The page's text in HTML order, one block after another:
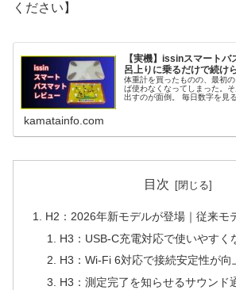
ください】
【実機】issinスマート
呂上りに乗るだけで続け
体重計を買ったものの、最初
ば使わなくなってしまった。
出すのが面倒。 毎日数字を見るのが
は、そんな悩みを解消してく
kamatainfo.com
目次
H2：2026年新モデルが登場｜従来モ
H3：USB-C充電対応で使いやすく
H3：Wi-Fi 6対応で接続安定性が向
H3：測定完了を知らせるサウンド